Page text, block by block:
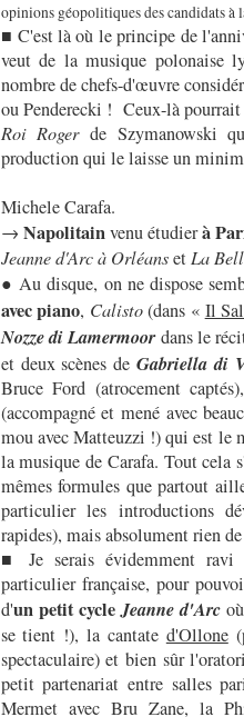
opinions géopolitiques des candidats
■ C'est là où le principe de
veut de la musique polonaise
nombre de chefs-d'œuvre
ou Penderecki ! Ceux-là pourrait
Roi Rogerde Szymanowski
production qui le laisse un
Michele Carafa.
→ Napolitainvenu étudierà
Jeanne d'Arc à Orléanset La
● Au disque, on ne dispose
avec piano, Calisto(dans « Il
Nozze di Lamermoor dans le
et deux scènes deGabriella di
Bruce Ford (atrocement
(accompagné et mené avec
mou avec Matteuzzi !) qui est le
la musique de Carafa. Tout cela
mêmes formules que partout
particulier les introductions
rapides), mais absolument rien
■ Je serais évidemment ravi
particulier française, pour
d'un petit cycleJeanne d'Arc
se tient !), la cantate d'Ollone
spectaculaire) et bien sûr
petit partenariat entre salles
Mermet avec Bru Zane, la